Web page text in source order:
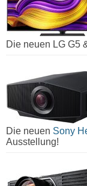
Die neuen LG G5
Die neuen Sony
Ausstellung!